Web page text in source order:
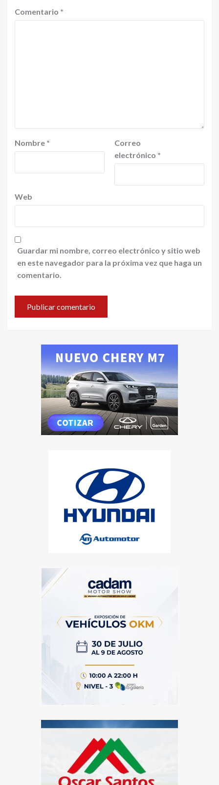
Comentario *
Nombre *
Correo
electrónico *
Web
Guardar mi nombre, correo electrónico y sitio web
en este navegador para la próxima vez que haga un
comentario.